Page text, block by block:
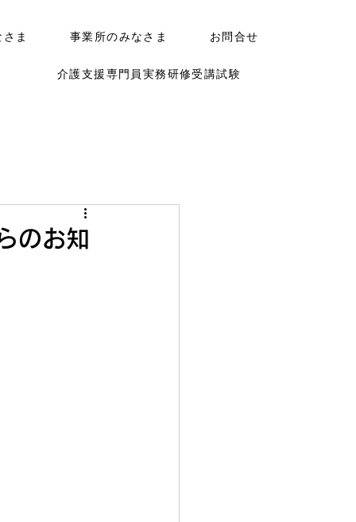
ま 事業所のみなさま お問合せ
介護支援専門員実務研修受講試験
のお知